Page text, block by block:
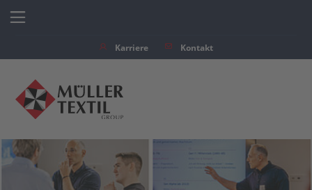
Zurück
Unternehmen
Partner
Karriere Kontakt